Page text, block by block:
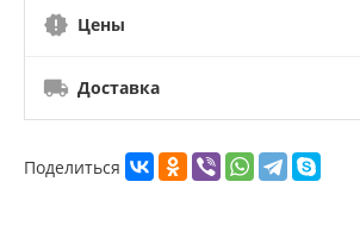
Цены
Доставка
Поделиться